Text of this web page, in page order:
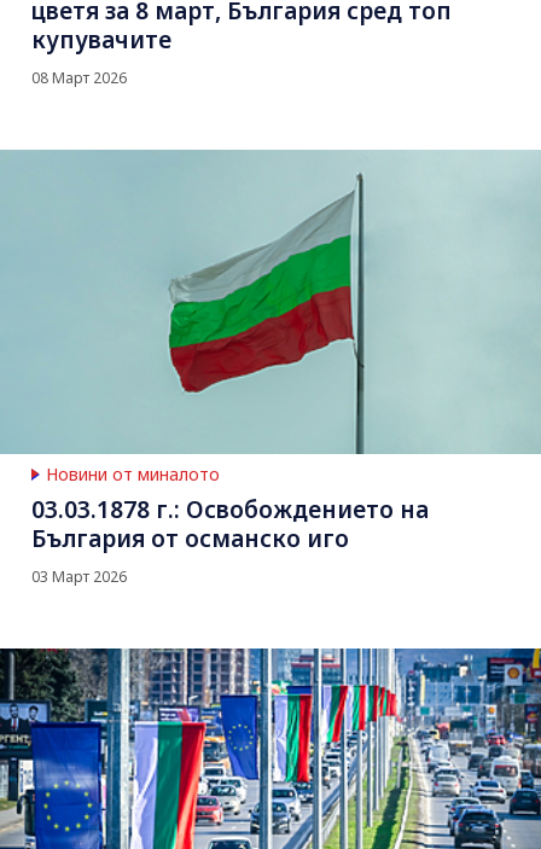
цветя за 8 март, България сред топ
купувачите
08 Март 2026
Новини от миналото
03.03.1878 г.: Освобождението на
България от османско иго
03 Март 2026